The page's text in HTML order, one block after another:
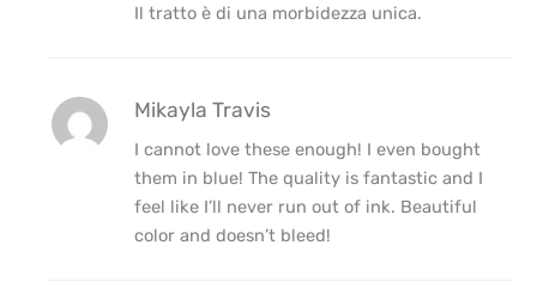
Il tratto è di una morbidezza unica.
Mikayla Travis
I cannot love these enough! I even bought
them in blue! The quality is fantastic and I
feel like I’ll never run out of ink. Beautiful
color and doesn’t bleed!